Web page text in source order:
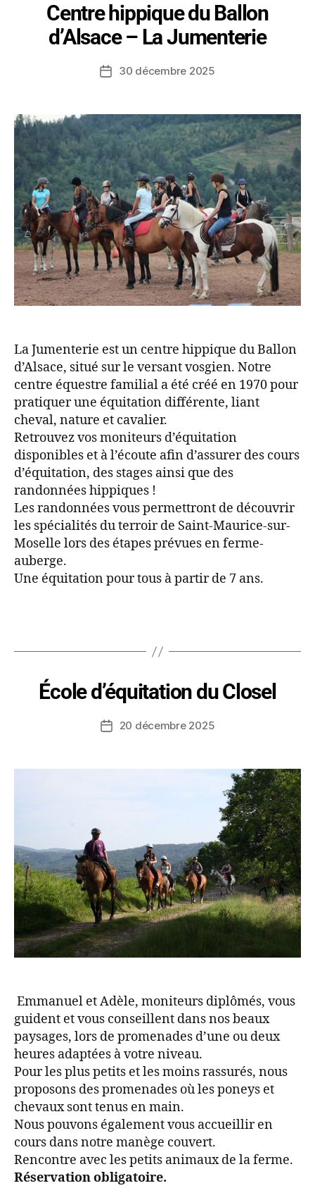
Centre hippique du Ballon
d’Alsace – La Jumenterie
30 décembre 2025
La Jumenterie est un centre hippique du Ballon
d’Alsace, situé sur le versant vosgien. Notre
centre équestre familial a été créé en 1970 pour
pratiquer une équitation différente, liant
cheval, nature et cavalier.
Retrouvez vos moniteurs d’équitation
disponibles et à l’écoute afin d’assurer des cours
d’équitation, des stages ainsi que des
randonnées hippiques !
Les randonnées vous permettront de découvrir
les spécialités du terroir de Saint-Maurice-sur-
Moselle lors des étapes prévues en ferme-
auberge.
Une équitation pour tous à partir de 7 ans.
École d’équitation du Closel
20 décembre 2025
Emmanuel et Adèle, moniteurs diplômés, vous
guident et vous conseillent dans nos beaux
paysages, lors de promenades d’une ou deux
heures adaptées à votre niveau.
Pour les plus petits et les moins rassurés, nous
proposons des promenades où les poneys et
chevaux sont tenus en main.
Nous pouvons également vous accueillir en
cours dans notre manège couvert.
Rencontre avec les petits animaux de la ferme.
Réservation obligatoire.